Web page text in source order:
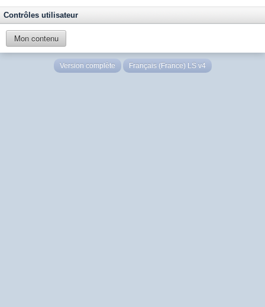
Contrôles utilisateur
Mon contenu
Version complète Français (France) LS v4